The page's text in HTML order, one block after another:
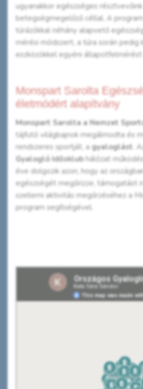
ugyanakkor egészséges résztvevőink
betegségmegelőző céllal. A
túrázókkal néhány alapvető
mérési módszert, a túra során pedig
eszközökkel egyéni állapotfelmérést
Monspart Sarolta
életmódért alapítvány
Monspart Sarolta a Nemzet
tájfutó világbajnok megálmodta és
rendszeres sportját, a gyaloglást .
Gyalogló Idősklubhálózat
éve dolgozik azon, hogy az
egészségét megőrizze, támogatást
szellemi aktivitás megőrzéséhez a
program segítségével.